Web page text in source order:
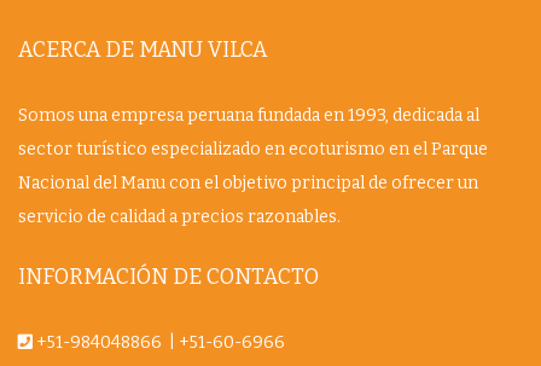
ACERCA DE MANU VILCA
Somos una empresa peruana fundada en 1993, dedicada al
sector turístico especializado en ecoturismo en el Parque
Nacional del Manu con el objetivo principal de ofrecer un
servicio de calidad a precios razonables.
INFORMACIÓN DE CONTACTO
+51-984048866 +51-60-6966